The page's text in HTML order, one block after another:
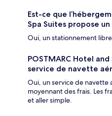
Est-ce que
Spa Suites propose
Oui, un stationnement
POSTMARC Hotel
service de navette
Oui, un service de
moyennant des frais. Les
et aller simple.